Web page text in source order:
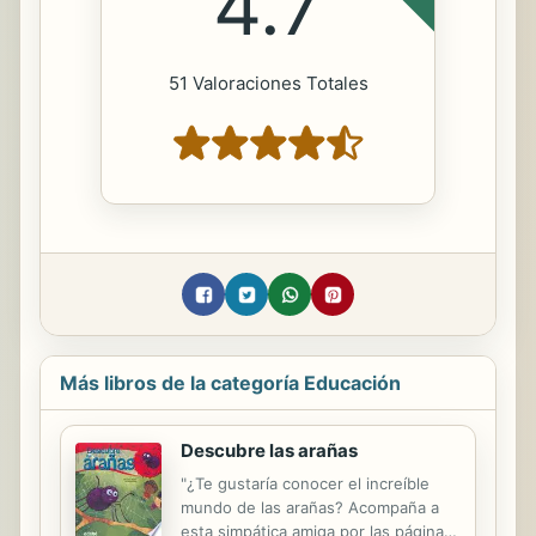
51 Valoraciones Totales
Más libros de la categoría Educación
Descubre las arañas
"¿Te gustaría conocer el increíble
mundo de las arañas? Acompaña a
esta simpática amiga por las páginas